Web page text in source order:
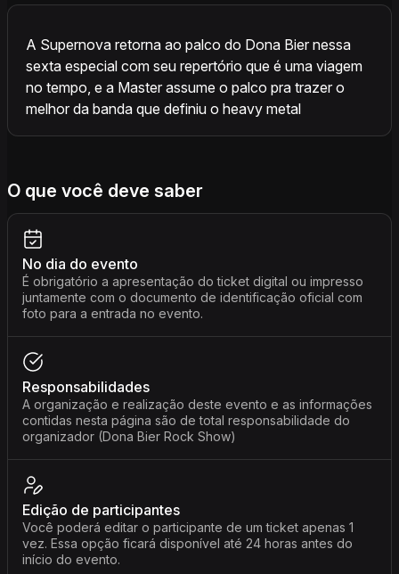
A Supernova retorna ao palco do Dona Bier nessa
sexta especial com seu repertório que é uma viagem
no tempo, e a Master assume o palco pra trazer o
melhor da banda que definiu o heavy metal
O que você deve saber
No dia do evento
É obrigatório a apresentação do ticket digital ou impresso
juntamente com o documento de identificação oficial com
foto para a entrada no evento.
Responsabilidades
A organização e realização deste evento e as informações
contidas nesta página são de total responsabilidade do
organizador (Dona Bier Rock Show)
Edição de participantes
Você poderá editar o participante de um ticket apenas 1
vez. Essa opção ficará disponível até 24 horas antes do
início do evento.